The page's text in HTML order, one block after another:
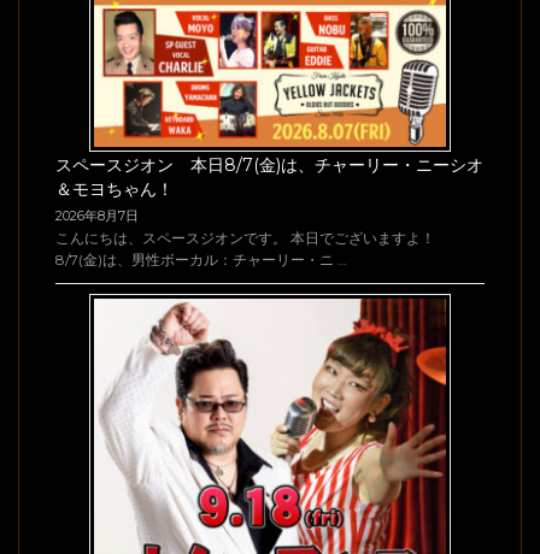
スペースジオン 本日8/7(金)は、チャーリー・ニーシオ
＆モヨちゃん！
2026年8月7日
こんにちは、スペースジオンです。 本日でございますよ！
8/7(金)は、男性ボーカル：チャーリー・ニ …